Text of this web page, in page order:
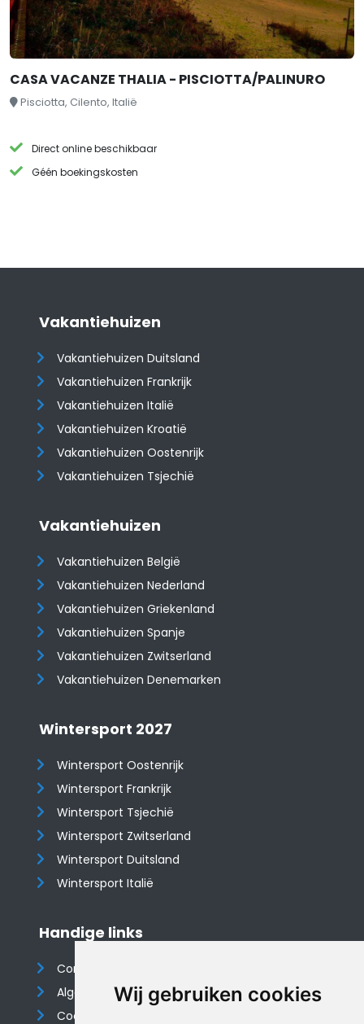
Wij gebruiken cookies
CASA VACANZE THALIA - PISCIOTTA/PALINURO
Pisciotta, Cilento, Italië
Direct online beschikbaar
Géén boekingskosten
Vakantiehuizen
Vakantiehuizen Duitsland
Vakantiehuizen Frankrijk
Vakantiehuizen Italië
Vakantiehuizen Kroatië
​​​​​​​Vakantiehuizen Oostenrijk
Vakantiehuizen Tsjechië
Vakantiehuizen
Vakantiehuizen België
Vakantiehuizen Nederland
Vakantiehuizen Griekenland
Vakantiehuizen Spanje
​​​​​​​Vakantiehuizen Zwitserland
Vakantiehuizen Denemarken
Wintersport 2027
Wintersport Oostenrijk
Wintersport Frankrijk
Wintersport Tsjechië
Wintersport Zwitserland
Wintersport Duitsland
Wintersport Italië
Handige links
Contact
Algemene voorwaarden
Cookieverklaring